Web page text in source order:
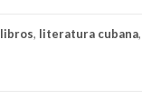
libros, literatura cubana,